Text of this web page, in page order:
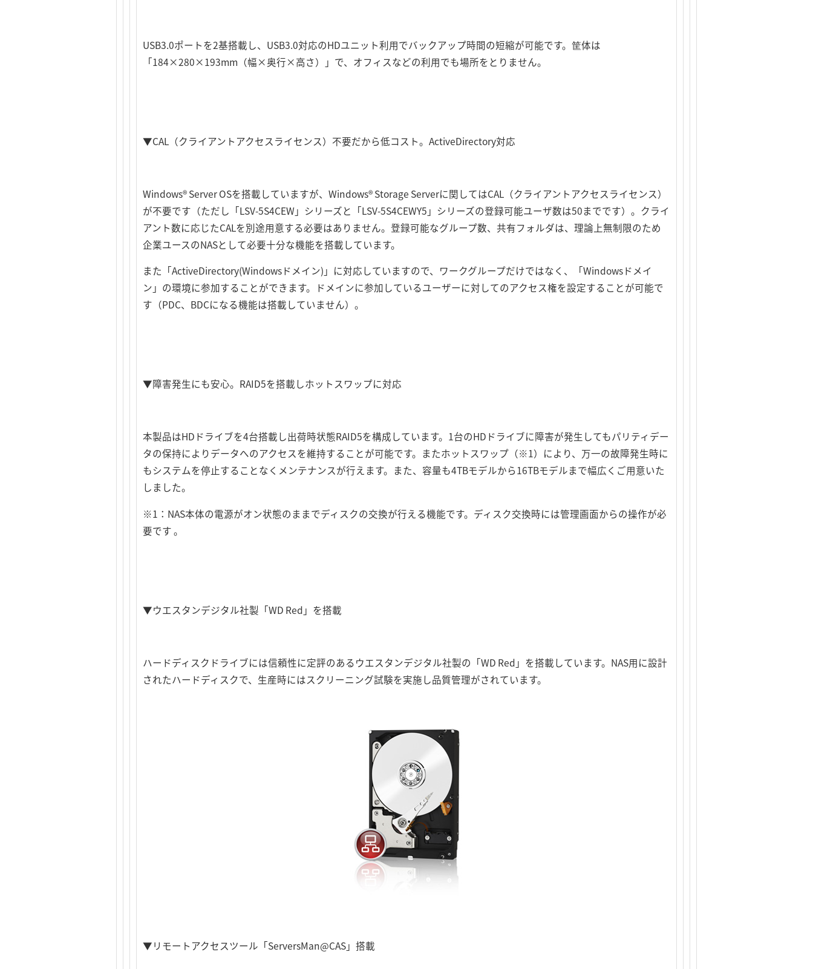
USB3.0ポートを2基搭載し、USB3.0対応のHDユニット利用でバックアップ時間の短縮が可能です。筐体は
「184×280×193mm（幅×奥行×高さ）」で、オフィスなどの利用でも場所をとりません。
▼CAL（クライアントアクセスライセンス）不要だから低コスト。ActiveDirectory対応
Windows® Server OSを搭載していますが、Windows® Storage Serverに関してはCAL（クライアントアクセスライセンス）
が不要です（ただし「LSV-5S4CEW」シリーズと「LSV-5S4CEWY5」シリーズの登録可能ユーザ数は50までです）。クライ
アント数に応じたCALを別途用意する必要はありません。登録可能なグループ数、共有フォルダは、理論上無制限のため
企業ユースのNASとして必要十分な機能を搭載しています。
また「ActiveDirectory(Windowsドメイン)」に対応していますので、ワークグループだけではなく、「Windowsドメイ
ン」の環境に参加することができます。ドメインに参加しているユーザーに対してのアクセス権を設定することが可能で
す（PDC、BDCになる機能は搭載していません）。
▼障害発生にも安心。RAID5を搭載しホットスワップに対応
本製品はHDドライブを4台搭載し出荷時状態RAID5を構成しています。1台のHDドライブに障害が発生してもパリティデー
タの保持によりデータへのアクセスを維持することが可能です。またホットスワップ（※1）により、万一の故障発生時に
もシステムを停止することなくメンテナンスが行えます。また、容量も4TBモデルから16TBモデルまで幅広くご用意いた
しました。
※1：NAS本体の電源がオン状態のままでディスクの交換が行える機能です。ディスク交換時には管理画面からの操作が必
要です 。
▼ウエスタンデジタル社製「WD Red」を搭載
ハードディスクドライブには信頼性に定評のあるウエスタンデジタル社製の「WD Red」を搭載しています。NAS用に設計
されたハードディスクで、生産時にはスクリーニング試験を実施し品質管理がされています。
▼リモートアクセスツール「ServersMan@CAS」搭載